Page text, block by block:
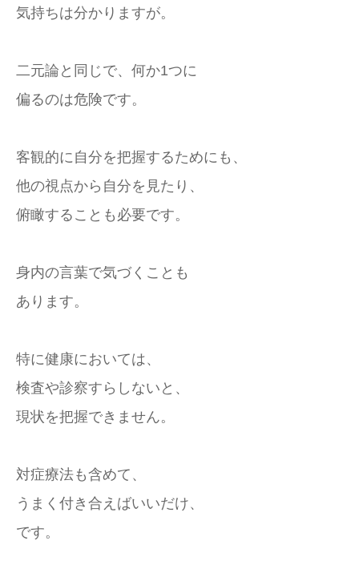
気持ちは分かりますが。
二元論と同じで、何か1つに
偏るのは危険です。
客観的に自分を把握するためにも、
他の視点から自分を見たり、
俯瞰することも必要です。
身内の言葉で気づくことも
あります。
特に健康においては、
検査や診察すらしないと、
現状を把握できません。
対症療法も含めて、
うまく付き合えばいいだけ、
です。